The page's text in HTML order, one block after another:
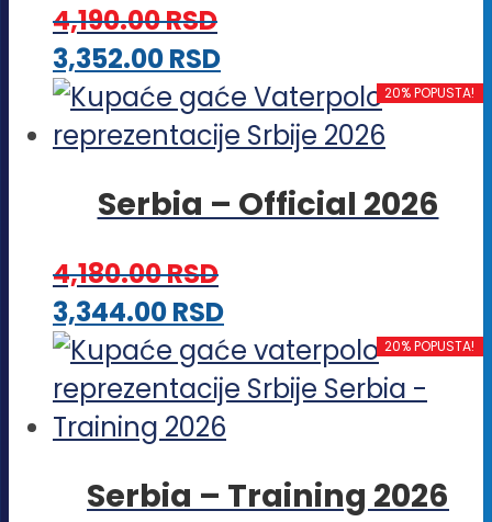
4,190.00RSD
3,352.00RSDOvaj
proizvod
ima
varijanti.
biti
izabrane
na
stranici
proizvoda.
20% POPUSTA!
Serbia – Official 2026
4,180.00RSD
3,344.00RSDOvaj
proizvod
ima
više
Opcije
20% POPUSTA!
Serbia – Training 2026